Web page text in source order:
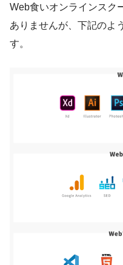
Web食いオンラインスク
ありませんが、下記のよ
す。